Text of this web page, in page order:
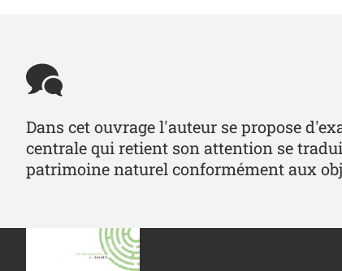
Dans cet ouvrage l'auteur se propose
centrale qui retient son attention se
patrimoine naturel conformément aux